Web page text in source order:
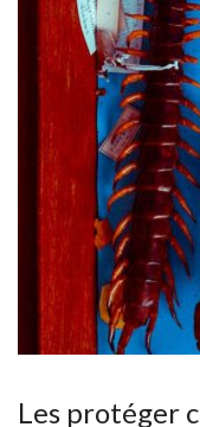
Les protéger